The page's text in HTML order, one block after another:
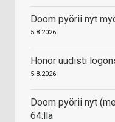
Doom pyörii nyt
5.8.2026
Honor uudisti
5.8.2026
Doom pyörii nyt
64:llä